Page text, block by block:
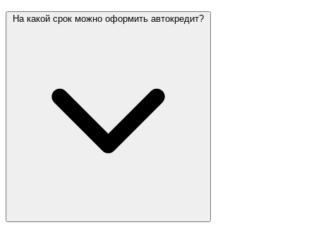
На какой срок можно оформить автокредит?